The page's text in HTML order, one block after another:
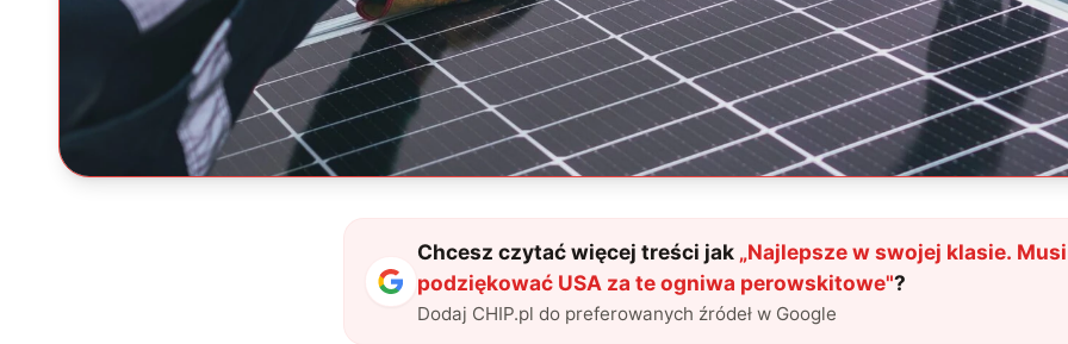
Chcesz czytać więcej treści jak „Najlepsze w swojej klasie.
podziękować USA za te ogniwa perowskitowe"?
Dodaj CHIP.pl do preferowanych źródeł w Google